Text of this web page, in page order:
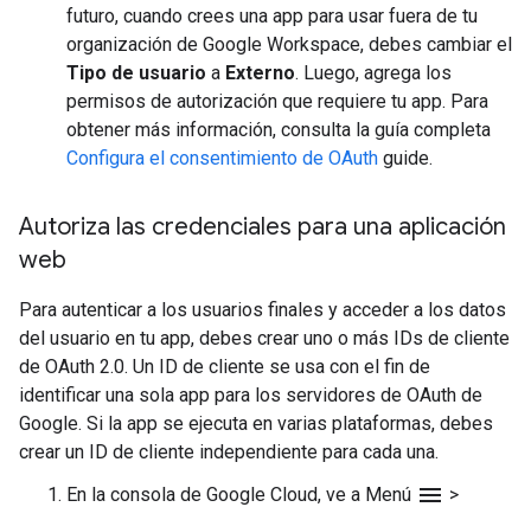
futuro, cuando crees una app para usar fuera de tu
organización de Google Workspace, debes cambiar el
Tipo de usuario a Externo. Luego, agrega los
permisos de autorización que requiere tu app. Para
obtener más información, consulta la guía completa
Configura el consentimiento de OAuth guide.
Autoriza las credenciales para una aplicación
web
Para autenticar a los usuarios finales y acceder a los datos
del usuario en tu app, debes crear uno o más IDs de cliente
de OAuth 2.0. Un ID de cliente se usa con el fin de
identificar una sola app para los servidores de OAuth de
Google. Si la app se ejecuta en varias plataformas, debes
crear un ID de cliente independiente para cada una.
En la consola de Google Cloud, ve a Menú menu >